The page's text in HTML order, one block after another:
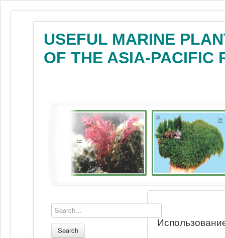
USEFUL MARINE
OF THE ASIA-PACIFIC
Search